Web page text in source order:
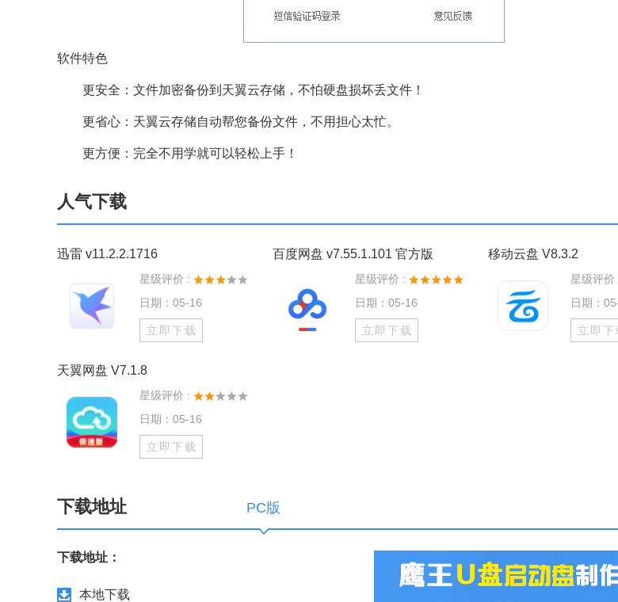
软件特色
更安全：文件加密备份到天翼云存储，不怕硬盘损坏丢文件！
更省心：天翼云存储自动帮您备份文件，不用担心太忙。
更方便：完全不用学就可以轻松上手！
人气下载
迅雷 v11.2.2.1716
星级评价 :
日期：05-16
立即下载
百度网盘 v7.55.1.101 官方版
星级评价 :
日期：05-16
立即下载
移动云盘 V8.3.2
星级评价
日期：
立即下
天翼网盘 V7.1.8
星级评价 :
日期：05-16
立即下载
下载地址 PC版
下载地址：
本地下载